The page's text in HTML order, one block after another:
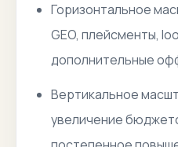
Горизонтальное
GEO, плейсменты,
дополнительные
Вертикальное
увеличение